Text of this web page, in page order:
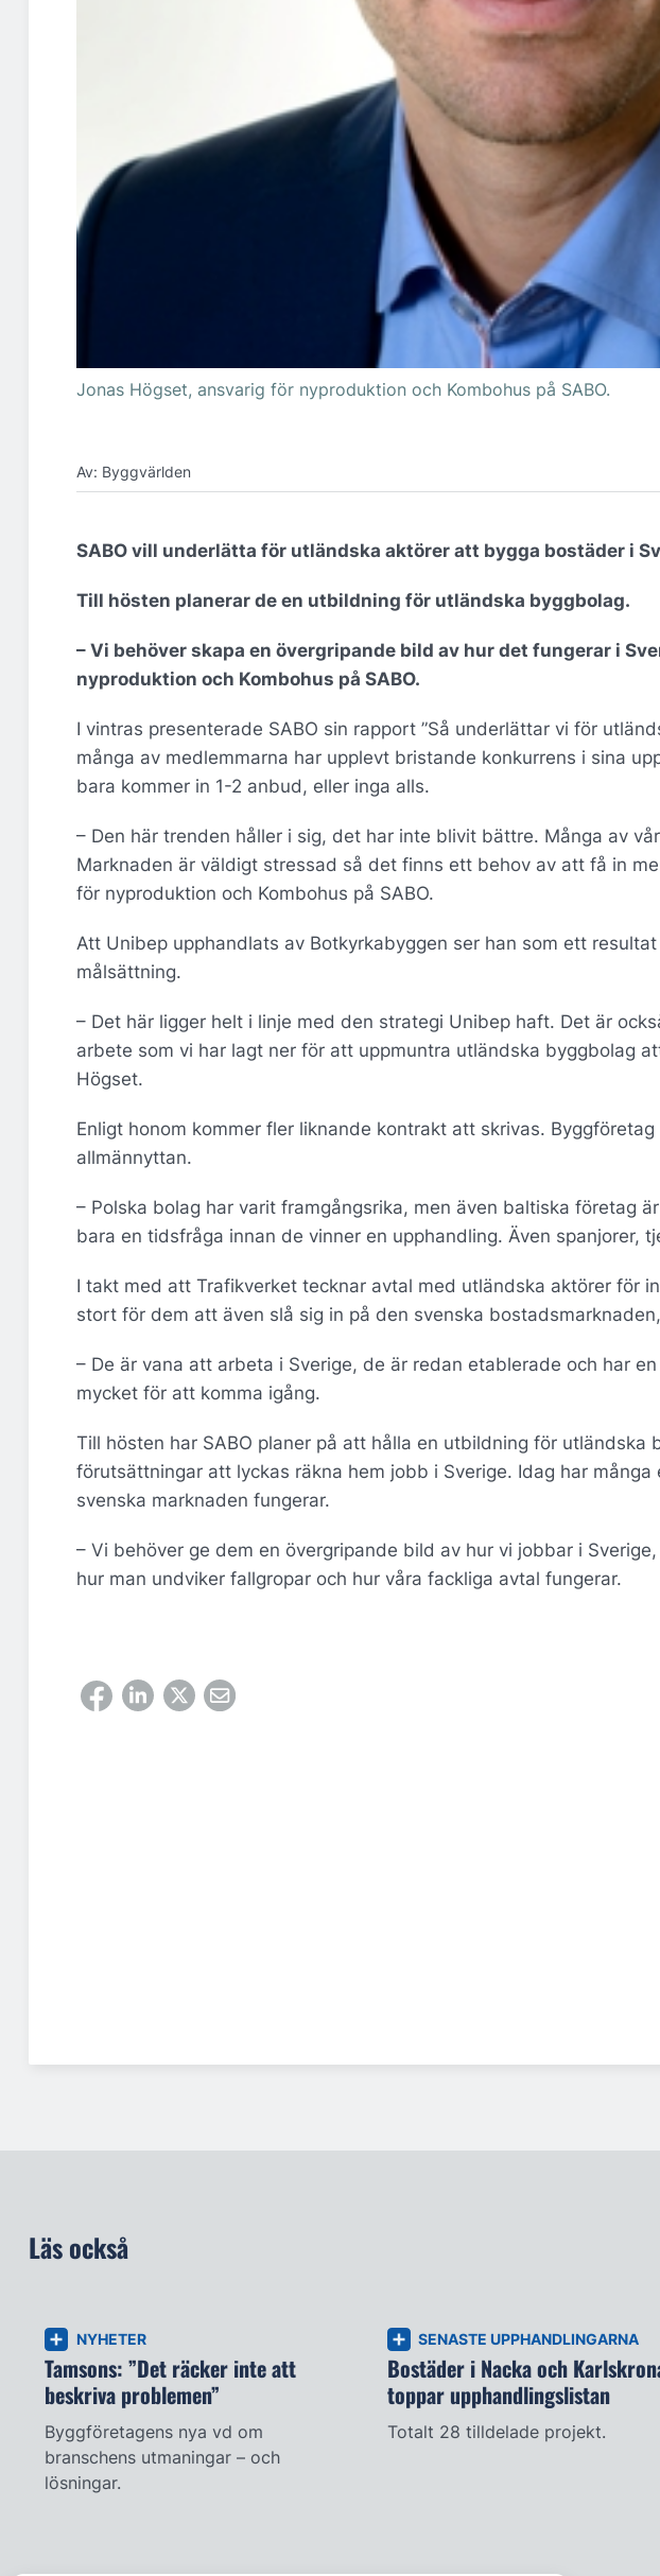
Jonas Högset, ansvarig för nyproduktion och Kombohus på SABO.
Av: Byggvärlden
SABO vill underlätta för utländska aktörer att bygga bostäder i
Till hösten planerar de en utbildning för utländska byggbolag.
– Vi behöver skapa en övergripande bild av hur det fungerar i
nyproduktion och Kombohus på SABO.
I vintras presenterade SABO sin rapport ”Så underlättar vi för
många av medlemmarna har upplevt bristande konkurrens i sina
bara kommer in 1-2 anbud, eller inga alls.
– Den här trenden håller i sig, det har inte blivit bättre. Många av
Marknaden är väldigt stressad så det finns ett behov av att få in
för nyproduktion och Kombohus på SABO.
Att Unibep upphandlats av Botkyrkabyggen ser han som ett
målsättning.
– Det här ligger helt i linje med den strategi Unibep haft. Det är
arbete som vi har lagt ner för att uppmuntra utländska byggbolag
Högset.
Enligt honom kommer fler liknande kontrakt att skrivas.
allmännyttan.
– Polska bolag har varit framgångsrika, men även baltiska företag
bara en tidsfråga innan de vinner en upphandling. Även spanjorer,
I takt med att Trafikverket tecknar avtal med utländska aktörer för
stort för dem att även slå sig in på den svenska
– De är vana att arbeta i Sverige, de är redan etablerade och har
mycket för att komma igång.
Till hösten har SABO planer på att hålla en utbildning för
förutsättningar att lyckas räkna hem jobb i Sverige. Idag har
svenska marknaden fungerar.
– Vi behöver ge dem en övergripande bild av hur vi jobbar i
hur man undviker fallgropar och hur våra fackliga avtal fungerar.
Läs också
NYHETER
Tamsons: ”Det räcker inte att
beskriva problemen”
Byggföretagens nya vd om
branschens utmaningar – och
lösningar.
SENASTE UPPHANDLINGARNA
Bostäder i Nacka och
toppar upphandlingslistan
Totalt 28 tilldelade projekt.